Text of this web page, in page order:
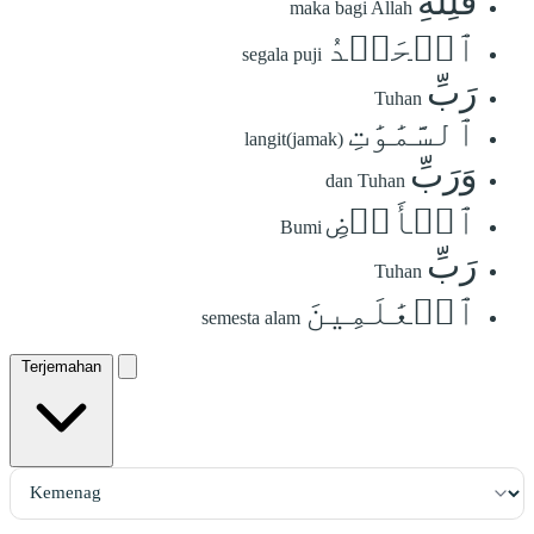
maka bagi Allah
ٱلۡحَمۡدُ segala puji
رَبِّ Tuhan
ٱلسَّمَٰوَٰتِ langit(jamak)
وَرَبِّ dan Tuhan
ٱلۡأَرۡضِ Bumi
رَبِّ Tuhan
ٱلۡعَٰلَمِينَ semesta alam
Terjemahan